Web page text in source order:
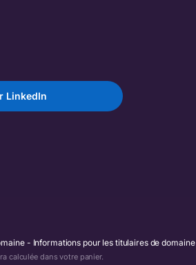
LinkedIn
Informations pour les titulaires de domaine
calculée dans votre panier.